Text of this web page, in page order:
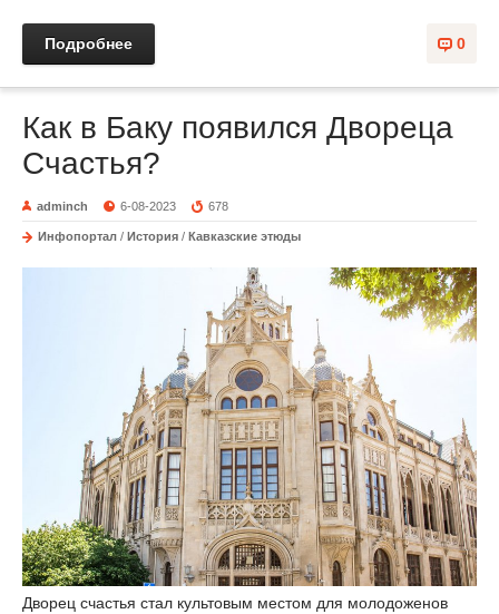
0
Подробнее
Как в Баку появился Двореца
Счастья?
adminch 6-08-2023 678
Инфопортал / История / Кавказские этюды
Дворец счастья стал культовым местом для молодоженов